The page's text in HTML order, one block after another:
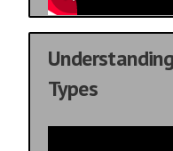
Types